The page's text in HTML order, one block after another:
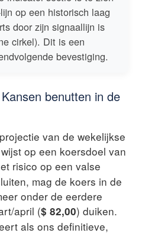
op een historisch laag
door zijn signaallijn is
cirkel). Dit is een
bevestiging.
benutten in de
van de wekelijkse
op een koersdoel van
risico op een valse
mag de koers in de
onder de eerdere
april ($ 82,00) duiken.
als ons definitieve,